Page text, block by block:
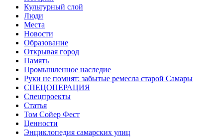
Культурный слой
Люди
Места
Новости
Образование
Открывая город
Память
Промышленное наследие
Руки не помнят: забытые ремесла старой Самары
СПЕЦОПЕРАЦИЯ
Спецпроекты
Статья
Том Сойер Фест
Ценности
Энциклопедия самарских улиц